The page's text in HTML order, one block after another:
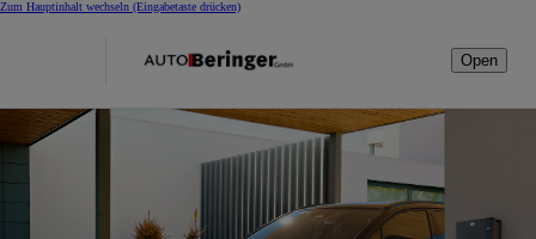
Zum Hauptinhalt wechseln (Eingabetaste drücken)
Open